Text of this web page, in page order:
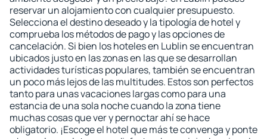
reservar un alojamiento con cualquier presupuesto.
Selecciona el destino deseado y la tipología de hotel y
comprueba los métodos de pago y las opciones de
cancelación. Si bien los hoteles en Lublin se encuentran
ubicados justo en las zonas en las que se desarrollan
actividades turísticas populares, también se encuentran
un poco más lejos de las multitudes. Estos son perfectos
tanto para unas vacaciones largas como para una
estancia de una sola noche cuando la zona tiene
muchas cosas que ver y pernoctar ahí se hace
obligatorio. ¡Escoge el hotel que más te convenga y ponte